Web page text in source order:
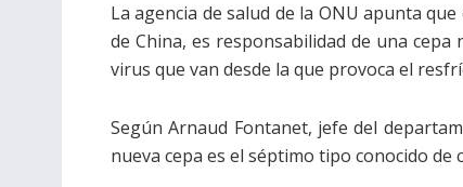
La agencia de salud de la ONU apunta
de China, es responsabilidad de una
virus que van desde la que provoca el
Según Arnaud Fontanet, jefe del
nueva cepa es el séptimo tipo conocido